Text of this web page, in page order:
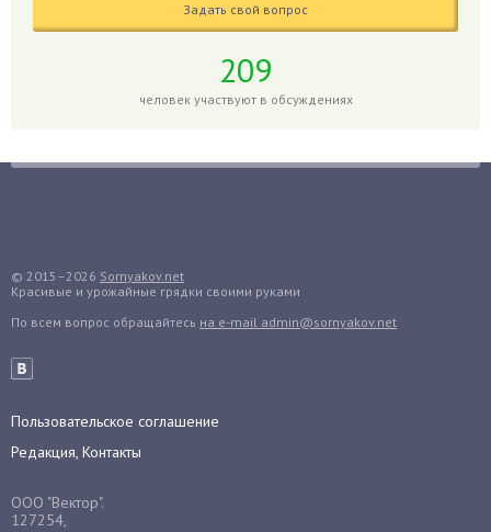
Гранат
Грядки
Гуава
Декабрист
Дельфиниум
Денежное дерево
Задать свой вопрос
209
человек участвуют в обсуждениях
© 2015–2026 Sornyakov.net
Красивые и урожайные грядки своими руками
По всем вопрос обращайтесь на e-mail admin@sornyakov.net
Пользовательское соглашение
Редакция, Контакты
ООО "Вектор".
127254,